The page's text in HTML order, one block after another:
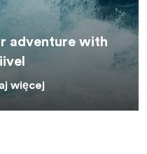
adventure with
więcej